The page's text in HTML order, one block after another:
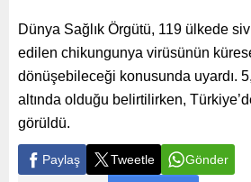
Dünya Sağlık Örgütü, 119 ülkede
edilen chikungunya virüsünün
dönüşebileceği konusunda uyardı.
altında olduğu belirtilirken,
görüldü.
Paylaş Tweetle Gönder